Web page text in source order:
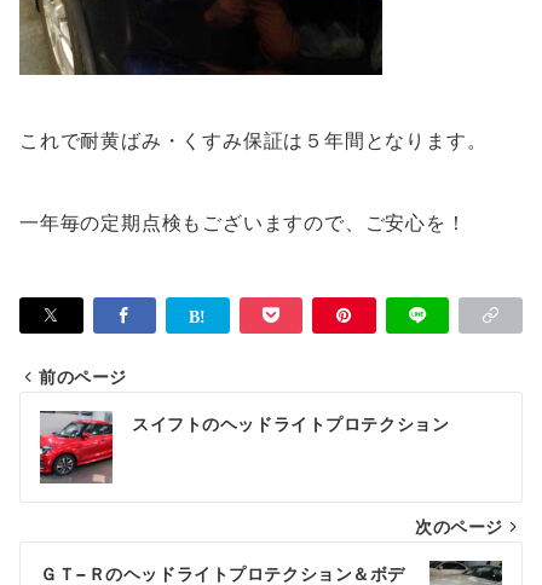
これで耐黄ばみ・くすみ保証は５年間となります。
一年毎の定期点検もございますので、ご安心を！
投
稿
ナ
ビ
ゲ
前のページ
スイフトのヘッドライトプロテクション
次のページ
ＧＴ−Ｒのヘッドライトプロテクション＆ボデ